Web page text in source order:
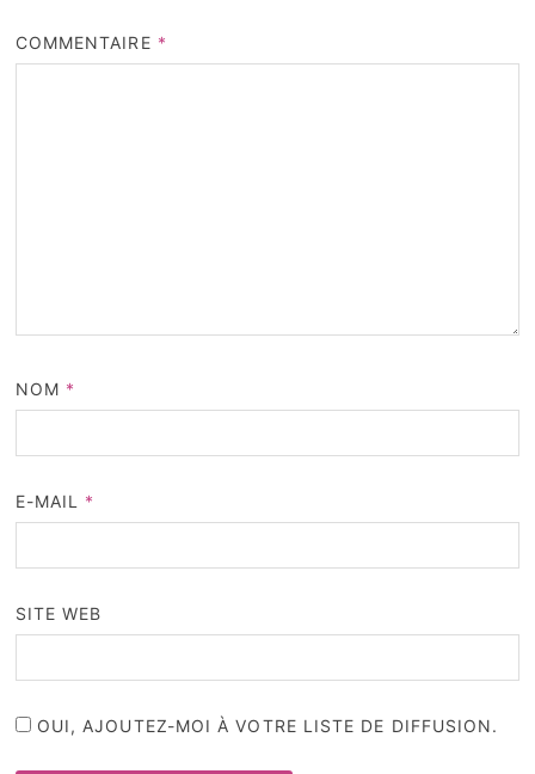
COMMENTAIRE *
NOM *
E-MAIL *
SITE WEB
OUI, AJOUTEZ-MOI À VOTRE LISTE DE DIFFUSION.